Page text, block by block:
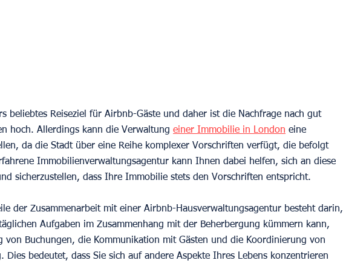
beliebtes Reiseziel für Airbnb-Gäste und daher ist die Nachfrage nach gut
hoch. Allerdings kann die Verwaltung einer Immobilie in London eine
da die Stadt über eine Reihe komplexer Vorschriften verfügt, die befolgt
Immobilienverwaltungsagentur kann Ihnen dabei helfen, sich an diese
sicherzustellen, dass Ihre Immobilie stets den Vorschriften entspricht.
der Zusammenarbeit mit einer Airbnb-Hausverwaltungsagentur besteht darin,
Aufgaben im Zusammenhang mit der Beherbergung kümmern kann,
von Buchungen, die Kommunikation mit Gästen und die Koordinierung von
Dies bedeutet, dass Sie sich auf andere Aspekte Ihres Lebens konzentrieren